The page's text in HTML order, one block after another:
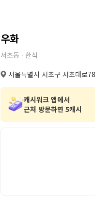
우화
서초동 ∙ 한식
서울특별시 서초구 서초대로
지번 서울특별시 서초구 서초동
캐시워크 앱에서
근처 방문하면 5캐시